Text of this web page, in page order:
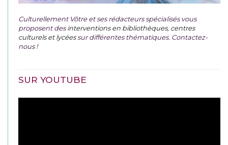
Culturellement Vôtre et ses rédacteurs spécialisés vous
proposent desinterventions en bibliothèques, centres
culturels et lycéessur différentes thématiques. Contactez-
nous !
SUR YOUTUBE